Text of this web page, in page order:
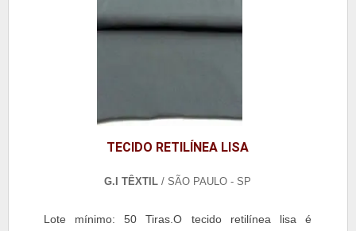
TECIDO RETILÍNEA LISA
G.I TÊXTIL/ SÃO PAULO - SP
Lote mínimo: 50 Tiras.O tecido retilínea lisa é